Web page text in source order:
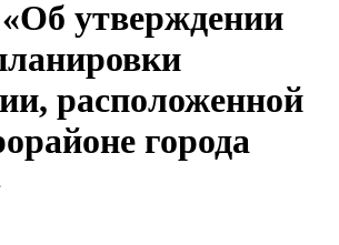
утверждении
расположенной
города